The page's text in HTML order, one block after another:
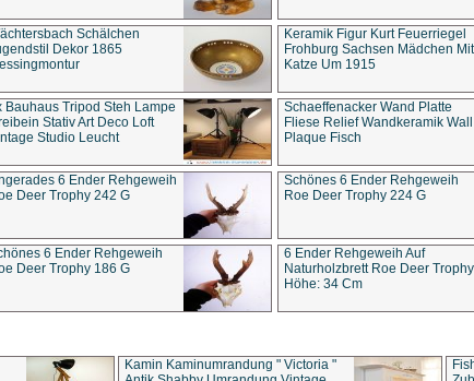
Schälchen
Dekor 1865
Keramik Figur Kurt Feuerriegel
Frohburg Sachsen Mädchen Mit
Katze Um 1915
Bauhaus Tripod Steh Lampe
Stativ Art Deco Loft
Studio Leucht
Schaeffenacker Wand Platte
Fliese Relief Wandkeramik Wall
Plaque Fisch
6 Ender Rehgeweih
Deer Trophy 242 G
Schönes 6 Ender Rehgeweih
Roe Deer Trophy 224 G
6 Ender Rehgeweih
Deer Trophy 186 G
6 Ender Rehgeweih Auf
Naturholzbrett Roe Deer Trophy
Höhe: 34 Cm
Kamin Kaminumrandung " Victoria "